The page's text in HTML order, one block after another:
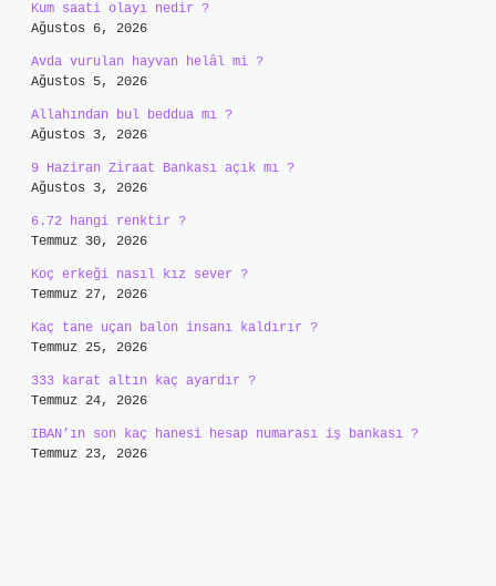
Kum saati olayı nedir ?
Ağustos 6, 2026
Avda vurulan hayvan helâl mi ?
Ağustos 5, 2026
Allahından bul beddua mı ?
Ağustos 3, 2026
9 Haziran Ziraat Bankası açık mı ?
Ağustos 3, 2026
6.72 hangi renktir ?
Temmuz 30, 2026
Koç erkeği nasıl kız sever ?
Temmuz 27, 2026
Kaç tane uçan balon insanı kaldırır ?
Temmuz 25, 2026
333 karat altın kaç ayardır ?
Temmuz 24, 2026
IBAN’ın son kaç hanesi hesap numarası iş bankası ?
Temmuz 23, 2026